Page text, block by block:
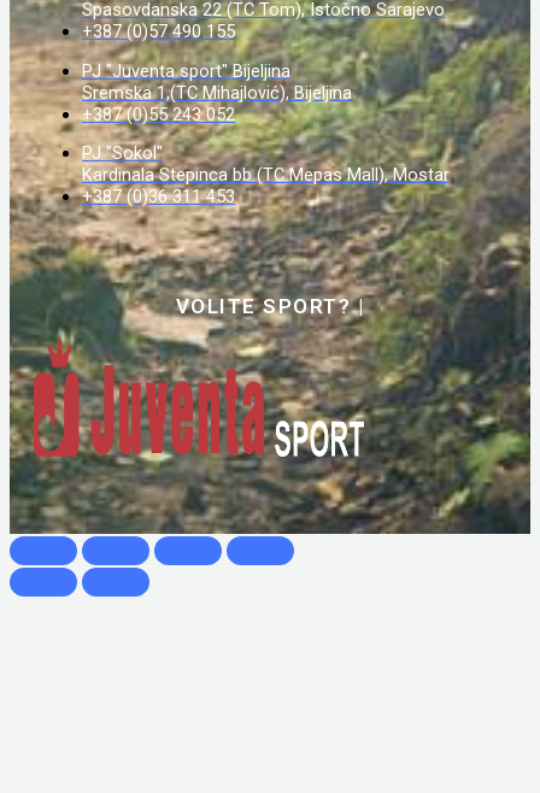
Spasovdanska 22 (TC Tom), Istočno Sarajevo
+387 (0)57 490 155
PJ "Juventa sport" Bijeljina
Sremska 1,(TC Mihajlović), Bijeljina
+387 (0)55 243 052
PJ "Sokol"
Kardinala Stepinca bb (TC Mepas Mall), Mostar
+387 (0)36 311 453
VOLITE SPORT?|